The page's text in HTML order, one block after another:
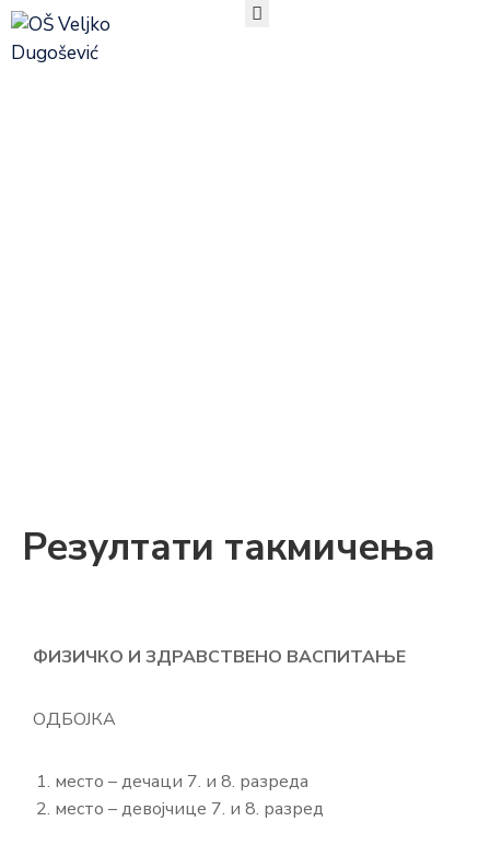
Резултати такмичења
ФИЗИЧКО И ЗДРАВСТВЕНО ВАСПИТАЊЕ
ОДБОЈКА
место – дечаци 7. и 8. разреда
место – девојчице 7. и 8. разред